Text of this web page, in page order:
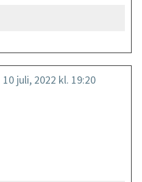
10 juli, 2022 kl. 19:20